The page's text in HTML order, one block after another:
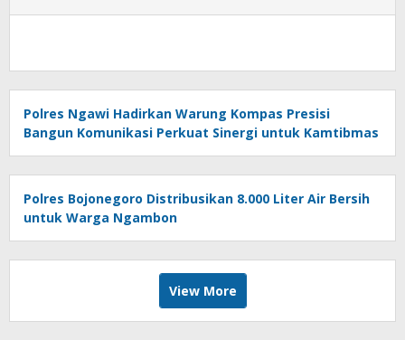
Polres Ngawi Hadirkan Warung Kompas Presisi
Bangun Komunikasi Perkuat Sinergi untuk Kamtibmas
Polres Bojonegoro Distribusikan 8.000 Liter Air Bersih
untuk Warga Ngambon
View More